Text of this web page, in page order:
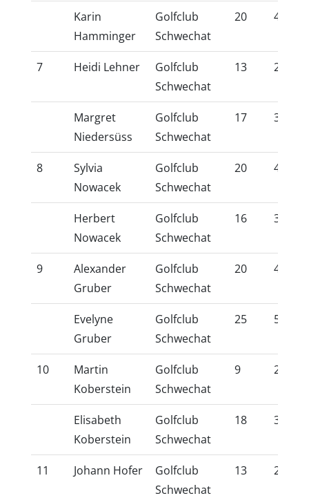
Karin
Hamminger
Golfclub
Schwechat
20 42,7
7 Heidi Lehner
Golfclub
Schwechat
13 29,4
Margret
Niedersüss
Golfclub
Schwechat
17 37,3
8
Sylvia
Nowacek
Golfclub
Schwechat
20 42,9
Herbert
Nowacek
Golfclub
Schwechat
16 36,8
9
Alexander
Gruber
Golfclub
Schwechat
20 44,0
Evelyne
Gruber
Golfclub
Schwechat
25 54,0
10
Martin
Koberstein
Golfclub
Schwechat
9 20,7
Elisabeth
Koberstein
Golfclub
Schwechat
18 39,1
11 Johann Hofer
Golfclub
Schwechat
13 29,5